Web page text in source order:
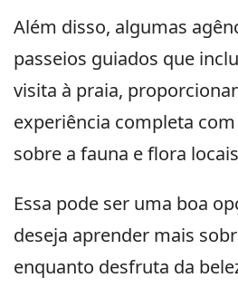
Além disso, algumas
passeios guiados que
visita à praia,
experiência completa
sobre a fauna e flora
Essa pode ser uma boa
deseja aprender mais
enquanto desfruta da